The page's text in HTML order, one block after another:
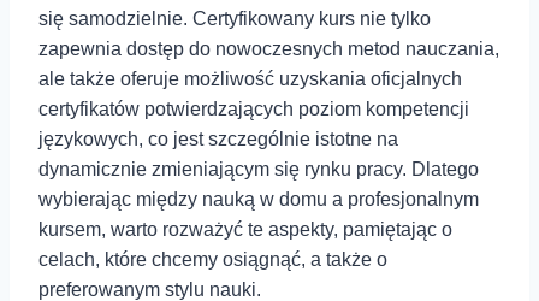
się samodzielnie. Certyfikowany ⁣kurs nie tylko
zapewnia dostęp do nowoczesnych metod ‍nauczania,
ale także⁢ oferuje możliwość uzyskania oficjalnych
certyfikatów⁢ potwierdzających poziom kompetencji
językowych, co jest szczególnie istotne na
dynamicznie zmieniającym⁣ się rynku pracy. Dlatego
wybierając między nauką w domu a profesjonalnym
kursem, warto rozważyć te‍ aspekty, pamiętając o
celach, które chcemy osiągnąć,‍ a także o
preferowanym stylu⁤ nauki.